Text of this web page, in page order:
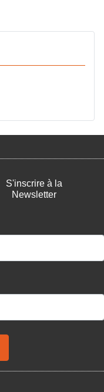
S'inscrire à la
Newsletter